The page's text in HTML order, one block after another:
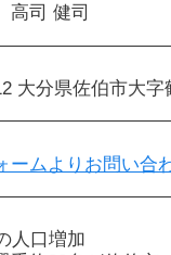
司 健司
大分県佐伯市大字
ームよりお問い合
人口増加